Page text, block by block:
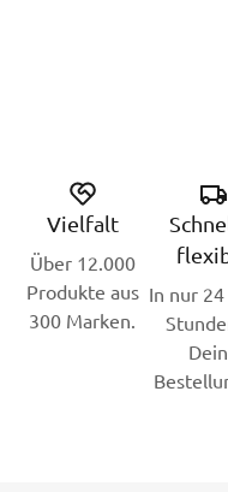
Vielfalt
Über 12.000
Produkte aus
300 Marken.
In nur